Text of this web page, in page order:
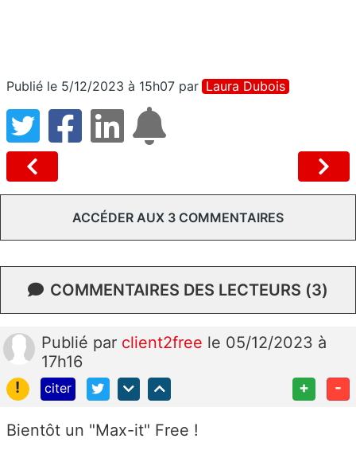
Publié le 5/12/2023 à 15h07 par Laura Dubois
ACCÉDER AUX 3 COMMENTAIRES
COMMENTAIRES DES LECTEURS (3)
Publié par client2free le 05/12/2023 à
17h16
!
citer + -
Bientôt un "Max-it" Free !